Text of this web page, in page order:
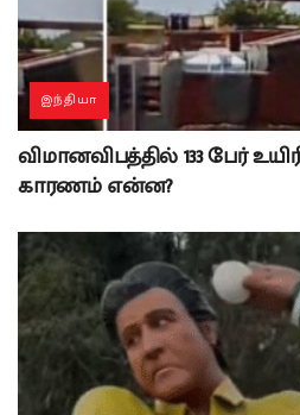
இந்தியா
விமானவிபத்தில் 133 பேர்
காரணம் என்ன?